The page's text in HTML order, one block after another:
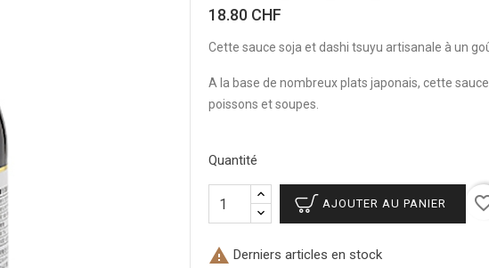
18.80 CHF
Cette sauce soja et dashi tsuyu artisanale à un
A la base de nombreux plats japonais, cette
poissons et soupes.
Quantité
AJOUTER AU PANIER
 Derniers articles en stock